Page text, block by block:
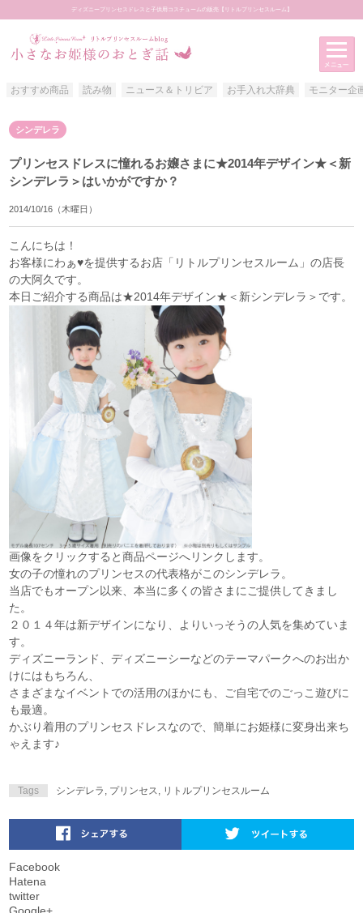
ディズニープリンセスドレスと子供用コスチュームの販売【リトルプリンセスルーム】
おすすめ商品 読み物 ニュース＆トリビア お手入れ大辞典 モニター企
シンデレラ
プリンセスドレスに憧れるお嬢さまに★2014年デザイン★＜新
シンデレラ＞はいかがですか？
2014/10/16（木曜日）
こんにちは！
お客様にわぁ♥を提供するお店「 リトルプリンセスルーム 」の店長
の大阿久です。
本日ご紹介する商品は★2014年デザイン★＜新シンデレラ＞ です。
画像をクリックすると商品ページへリンクします。
女の子の憧れのプリンセスの代表格がこのシンデレラ。
当店でもオープン以来、本当に多くの皆さまにご提供してきまし
た。
２０１４年は新デザインになり、よりいっそうの人気を集めていま
す。
ディズニーランド、ディズニーシーなどのテーマパークへのお出か
けにはもちろん、
さまざまなイベントでの活用のほかにも、ご自宅でのごっこ遊びに
も最適。
かぶり着用のプリンセスドレスなので、簡単にお姫様に変身出来ち
ゃえます♪
Tags シンデレラ プリンセス リトルプリンセスルーム
Facebook
Hatena
twitter
お手入れ大辞典